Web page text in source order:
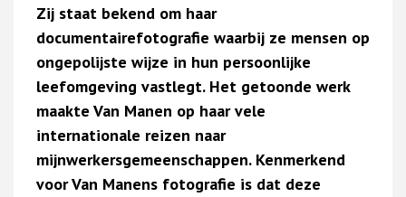
Zij staat bekend om haar
documentairefotografie waarbij ze mensen op
ongepolijste wijze in hun persoonlijke
leefomgeving vastlegt. Het getoonde werk
maakte Van Manen op haar vele
internationale reizen naar
mijnwerkersgemeenschappen. Kenmerkend
voor Van Manens fotografie is dat deze